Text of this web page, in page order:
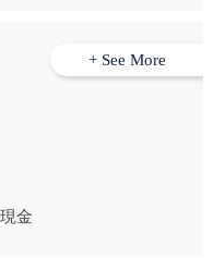
金
+ See More